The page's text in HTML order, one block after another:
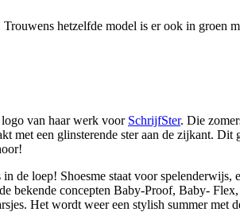
hetzelfde model is er ook in groen
logo van haar werk voor SchrijfSter. Die
een glinsterende ster aan de zijkant.
de loep! Shoesme staat voor
bekende concepten Baby-Proof, Baby-
Het wordt weer een stylish summer met